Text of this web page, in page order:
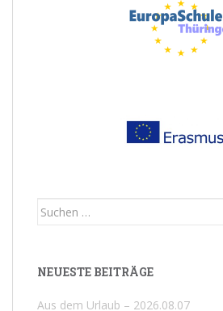
Suchen
NEUESTE BEITRÄGE
Aus dem Urlaub – 2026.08.07